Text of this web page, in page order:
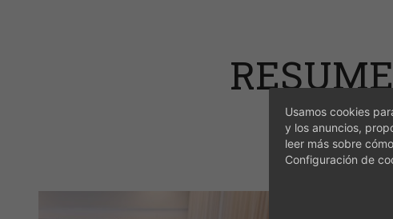
Usamos cookies
y los anuncios,
leer más sobre
Configuración de